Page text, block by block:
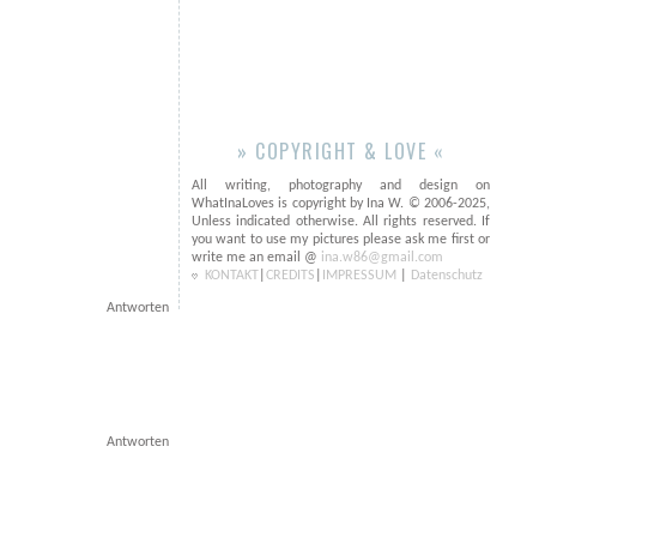
Antworten
Antworten
» COPYRIGHT & LOVE «
All writing, photography and design on
WhatInaLoves is copyright by Ina W. © 2006-2025,
Unless indicated otherwise. All rights reserved. If
you want to use my pictures please ask me first or
write me an email @ ina.w86@gmail.com
KONTAKT CREDITS IMPRESSUM Datenschutz